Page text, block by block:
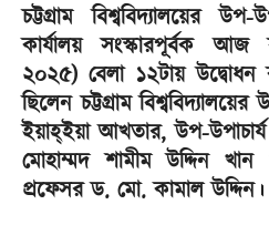
চট্টগ্রাম বিশ্ববিদ্যালয়ের
কার্যালয় সংস্কারপূর্বক
২০২৫) বেলা ১২টায়
ছিলেন চট্টগ্রাম
ইয়াহ্ইয়া আখতার, উপ-
মোহাম্মদ শামীম উদ্দিন
প্রফেসর ড. মো. কামাল উদ্দিন।